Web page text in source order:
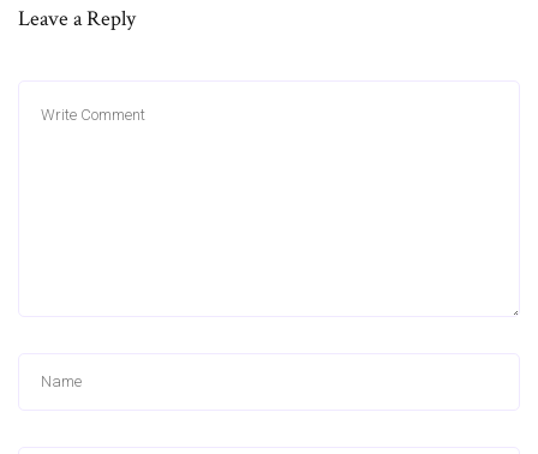
Leave a Reply